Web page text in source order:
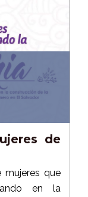
de
mujeres que
en la